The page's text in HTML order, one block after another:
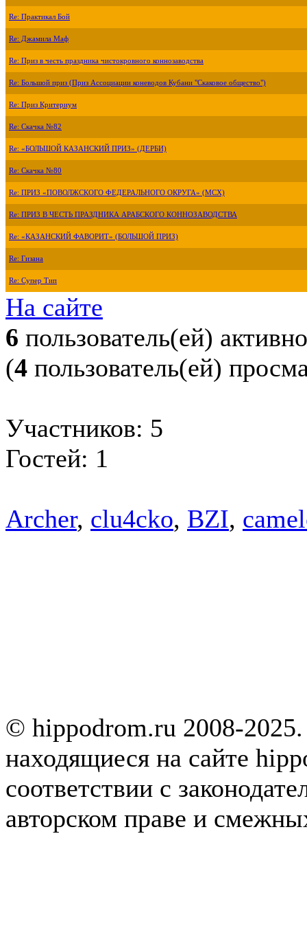
Re: Практикал Бой
Re: Джамила Маф
Re: Приз в честь праздника чистокровного коннозаводства
Re: Большой приз (Приз Ассоциации коневодов Кубани "Скаковое общество")
Re: Приз Критериум
Re: Скачка №82
Re: «БОЛЬШОЙ КАЗАНСКИЙ ПРИЗ» (ДЕРБИ)
Re: Скачка №80
Re: ПРИЗ «ПОВОЛЖСКОГО ФЕДЕРАЛЬНОГО ОКРУГА» (МСХ)
Re: ПРИЗ В ЧЕСТЬ ПРАЗДНИКА АРАБСКОГО КОННОЗАВОДСТВА
Re: «КАЗАНСКИЙ ФАВОРИТ» (БОЛЬШОЙ ПРИЗ)
Re: Гизана
Re: Супер Тип
На сайте
6 пользователь(ей) активно
(4 пользователь(ей)
Участников: 5
Гостей: 1
Archer, clu4cko, BZI,
© hippodrom.ru 2008-
находящиеся на сайте
соответствии с
авторском праве и